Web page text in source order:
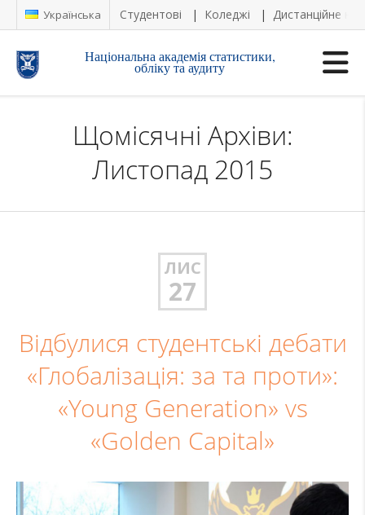
Українська Студентові Коледжі Дистанційне
Національна академія статистики,
обліку та аудиту
Щомісячні Архіви:
Листопад 2015
ЛИС
27
Відбулися студентські дебати
«Глобалізація: за та проти»:
«Young Generation» vs
«Golden Capital»